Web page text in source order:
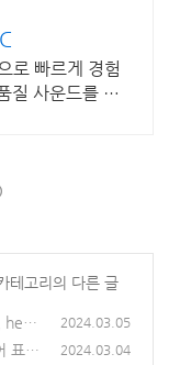
로 빠르게 경험
질 사운드를 와
테고리의 다른 글
hear
2024.03.05
표현
2024.03.04